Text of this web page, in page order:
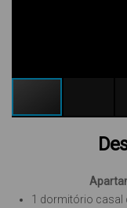
Apartamento 2
1 dormitório casal